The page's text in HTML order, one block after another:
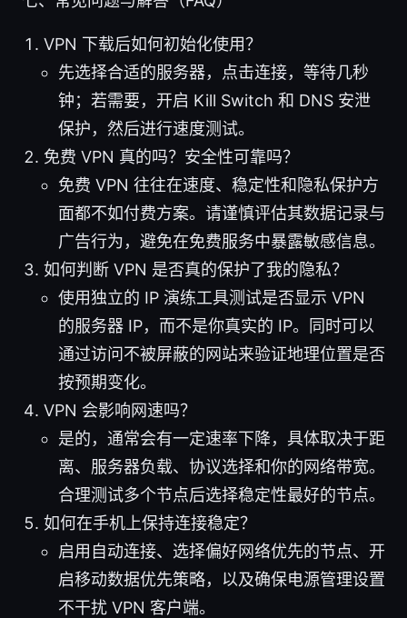
VPN 下载后如何初始化使用？
先选择合适的服务器，点击连接，等待几秒
钟；若需要，开启 Kill Switch 和 DNS 安泄
保护，然后进行速度测试。
免费 VPN 真的吗？安全性可靠吗？
免费 VPN 往往在速度、稳定性和隐私保护方
面都不如付费方案。请谨慎评估其数据记录与
广告行为，避免在免费服务中暴露敏感信息。
如何判断 VPN 是否真的保护了我的隐私？
使用独立的 IP 演练工具测试是否显示 VPN
的服务器 IP，而不是你真实的 IP。同时可以
通过访问不被屏蔽的网站来验证地理位置是否
按预期变化。
VPN 会影响网速吗？
是的，通常会有一定速率下降，具体取决于距
离、服务器负载、协议选择和你的网络带宽。
合理测试多个节点后选择稳定性最好的节点。
如何在手机上保持连接稳定？
启用自动连接、选择偏好网络优先的节点、开
启移动数据优先策略，以及确保电源管理设置
不干扰 VPN 客户端。